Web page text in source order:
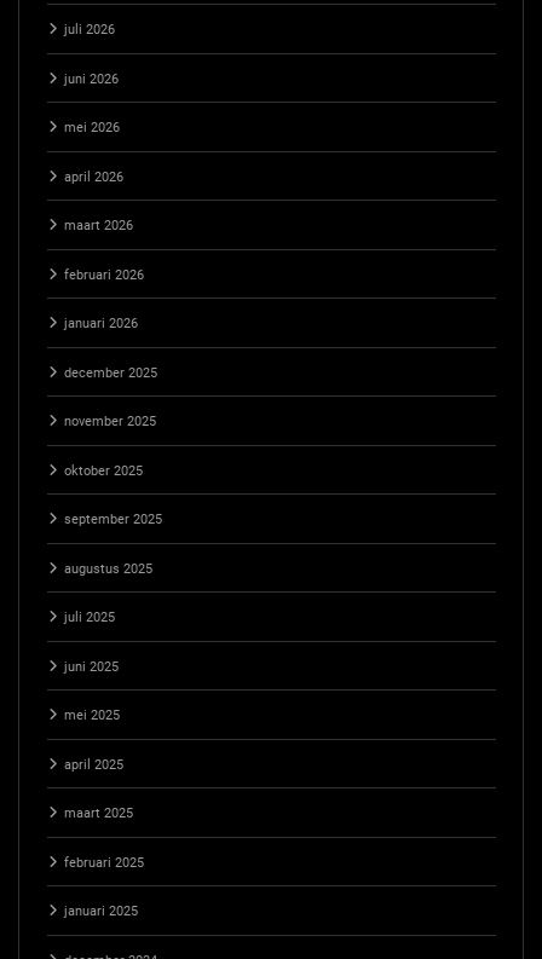
juli 2026
juni 2026
mei 2026
april 2026
maart 2026
februari 2026
januari 2026
december 2025
november 2025
oktober 2025
september 2025
augustus 2025
juli 2025
juni 2025
mei 2025
april 2025
maart 2025
februari 2025
januari 2025